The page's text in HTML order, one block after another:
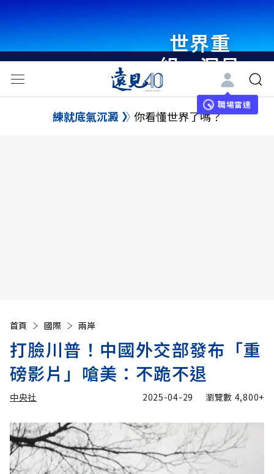
世界重
組・洞見
未來 與
世界領袖
職場雷達
練就底氣沉澱 你看懂世界了嗎？
首頁 國際 兩岸
打臉川普！中國外交部發布「重
磅影片」嗆美：不跪不退
中央社 2025-04-29 瀏覽數 4,800+